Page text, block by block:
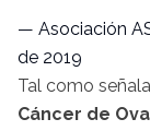
— Asociación
de 2019
Tal como
Cáncer de